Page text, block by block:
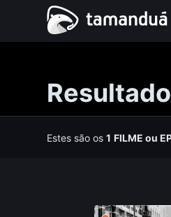
Estes são os1 FILMEou